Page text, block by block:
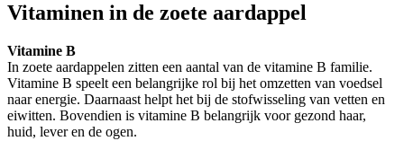
Vitaminen in de zoete aardappel
Vitamine B
In zoete aardappelen zitten een aantal van de vitamine B familie.
Vitamine B speelt een belangrijke rol bij het omzetten van voedsel
naar energie. Daarnaast helpt het bij de stofwisseling van vetten en
eiwitten. Bovendien is vitamine B belangrijk voor gezond haar,
huid, lever en de ogen.